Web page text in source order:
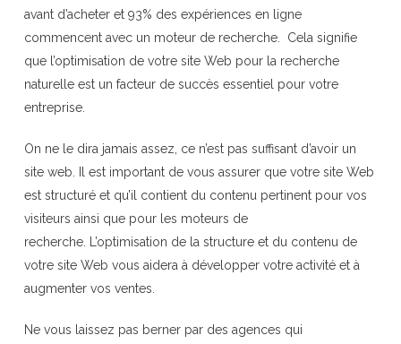
avant d’acheter et 93% des expériences en ligne
commencent avec un moteur de recherche. Cela signifie
que l’optimisation de votre site Web pour la recherche
naturelle est un facteur de succès essentiel pour votre
entreprise.
On ne le dira jamais assez, ce n’est pas suffisant d’avoir un
site web. Il est important de vous assurer que votre site Web
est structuré et qu’il contient du contenu pertinent pour vos
visiteurs ainsi que pour les moteurs de
recherche. L’optimisation de la structure et du contenu de
votre site Web vous aidera à développer votre activité et à
augmenter vos ventes.
Ne vous laissez pas berner par des agences qui